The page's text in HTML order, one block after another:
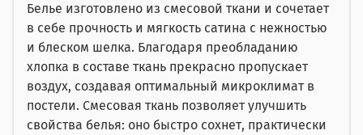
Белье изготовлено из смесовой ткани и сочетает
в себе прочность и мягкость сатина с нежностью
и блеском шелка. Благодаря преобладанию
хлопка в составе ткань прекрасно пропускает
воздух, создавая оптимальный микроклимат в
постели. Смесовая ткань позволяет улучшить
свойства белья: оно быстро сохнет, практически